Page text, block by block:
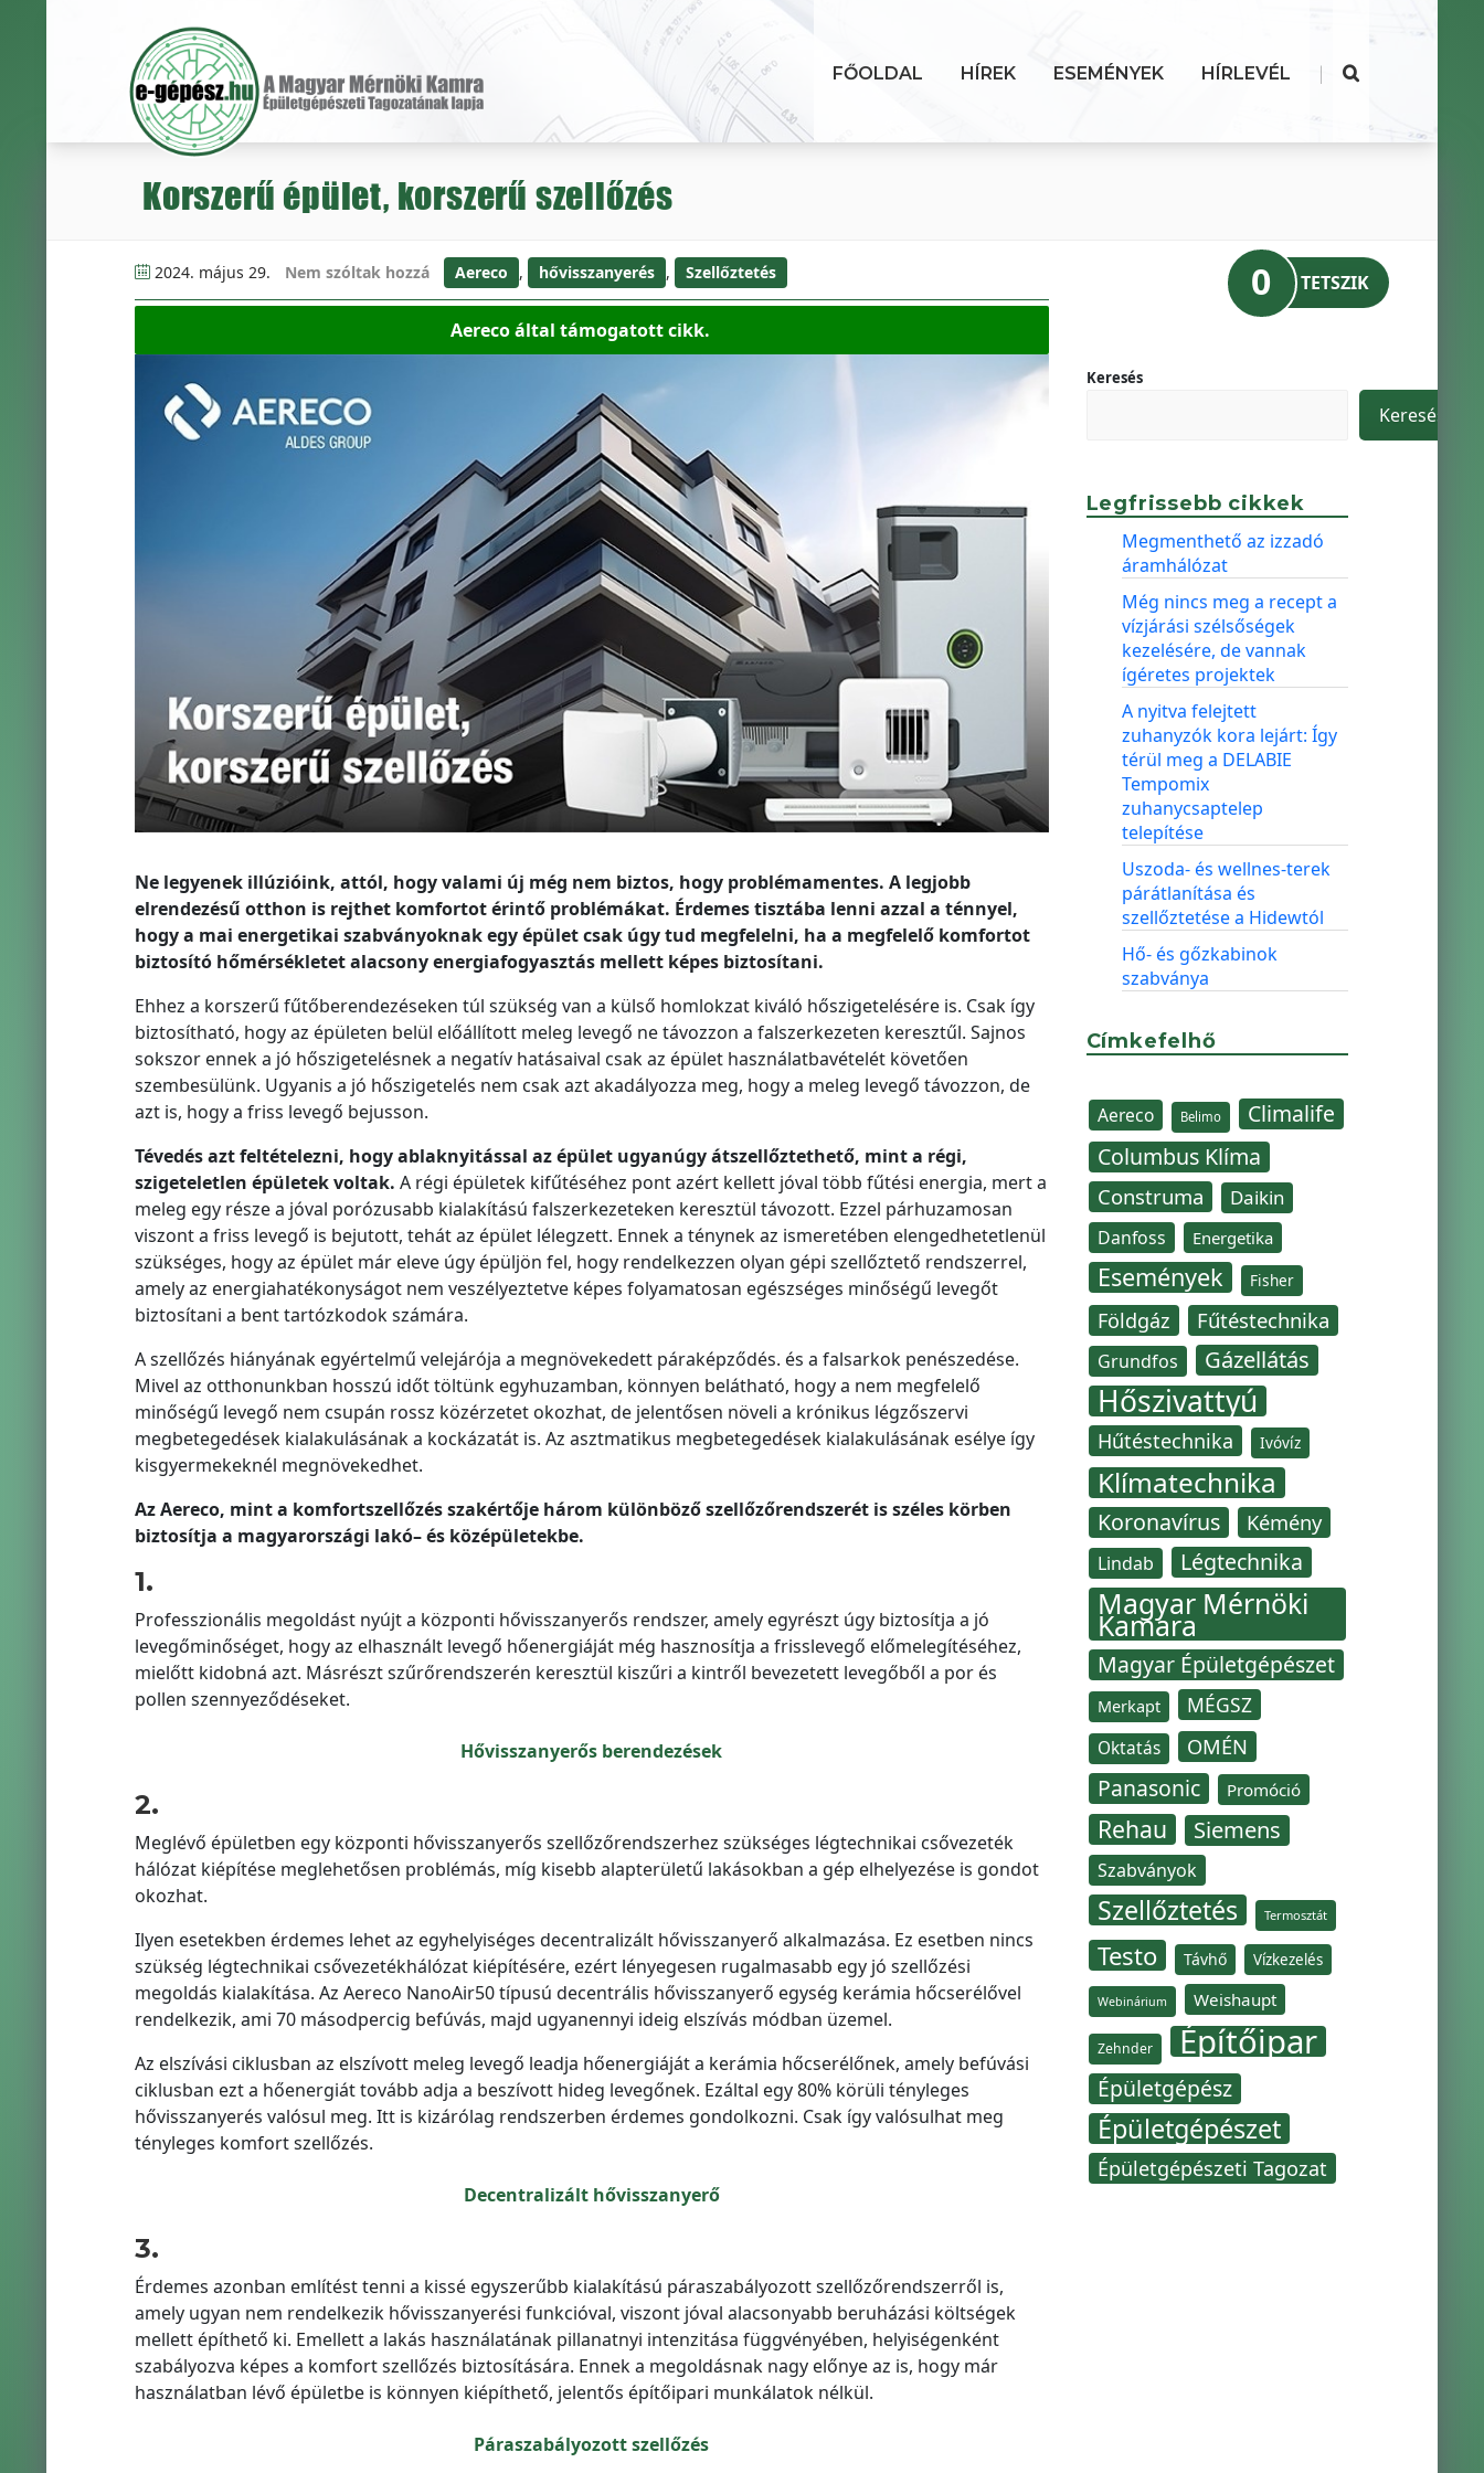
FŐOLDAL HÍREK ESEMÉNYEK HÍRLEVÉL |
Korszerű épület, korszerű szellőzés
2024. május 29. Nem szóltak hozzá Aereco , hővisszanyerés , Szellőztetés
Aereco által támogatott cikk.
Ne legyenek illúzióink, attól, hogy valami új még nem biztos, hogy problémamentes. A legjobb
elrendezésű otthon is rejthet komfortot érintő problémákat. Érdemes tisztába lenni azzal a ténnyel,
hogy a mai energetikai szabványoknak egy épület csak úgy tud megfelelni, ha a megfelelő komfortot
biztosító hőmérsékletet alacsony energiafogyasztás mellett képes biztosítani.
Ehhez a korszerű fűtőberendezéseken túl szükség van a külső homlokzat kiváló hőszigetelésére is. Csak így
biztosítható, hogy az épületen belül előállított meleg levegő ne távozzon a falszerkezeten keresztűl. Sajnos
sokszor ennek a jó hőszigetelésnek a negatív hatásaival csak az épület használatbavételét követően
szembesülünk. Ugyanis a jó hőszigetelés nem csak azt akadályozza meg, hogy a meleg levegő távozzon, de
azt is, hogy a friss levegő bejusson.
Tévedés azt feltételezni, hogy ablaknyitással azépület ugyanúgy átszellőztethető, mint a régi,
szigeteletlen épületek voltak. A régi épületek kifűtéséhez pont azért kellett jóval több fűtési energia, mert a
meleg egy része a jóval porózusabb kialakítású falszerkezeteken keresztül távozott. Ezzel párhuzamosan
viszont a friss levegő is bejutott, tehát az épület lélegzett. Ennek a ténynek az ismeretében elengedhetetlenül
szükséges, hogy az épület már eleve úgy épüljön fel, hogy rendelkezzen olyan gépi szellőztető rendszerrel,
amely az energiahatékonyságot nem veszélyeztetve képes folyamatosan egészséges minőségű levegőt
biztosítani a bent tartózkodok számára.
A szellőzés hiányának egyértelmű velejárója a megnövekedett páraképződés. és a falsarkok penészedése.
Mivel az otthonunkban hosszú időt töltünk egyhuzamban, könnyen belátható, hogy a nem megfelelő
minőségű levegő nem csupán rossz közérzetet okozhat, de jelentősen növeli a krónikus légzőszervi
megbetegedések kialakulásának a kockázatát is. Az asztmatikus megbetegedések kialakulásának esélye így
kisgyermekeknél megnövekedhet.
Az Aereco, mint a komfortszellőzés szakértője három különböző szellőzőrendszerét is széles körben
biztosítja a magyarországi lakó–és középületekbe.
1.
Professzionális megoldást nyújt a központi hővisszanyerős rendszer, amely egyrészt úgy biztosítja a jó
levegőminőséget, hogy az elhasznált levegő hőenergiáját még hasznosítja a frisslevegő előmelegítéséhez,
mielőtt kidobná azt. Másrészt szűrőrendszerén keresztül kiszűri a kintről bevezetett levegőből a por és
pollen szennyeződéseket.
Hővisszanyerős berendezések
2.
Meglévő épületben egy központi hővisszanyerős szellőzőrendszerhez szükséges légtechnikai csővezeték
hálózat kiépítése meglehetősen problémás, míg kisebb alapterületű lakásokban a gép elhelyezése is gondot
okozhat.
Ilyen esetekben érdemes lehet az egyhelyiséges decentralizált hővisszanyerő alkalmazása. Ez esetben nincs
szükség légtechnikai csővezetékhálózat kiépítésére, ezért lényegesen rugalmasabb egy jó szellőzési
megoldás kialakítása. Az Aereco NanoAir50 típusú decentrális hővisszanyerő egység kerámia hőcserélővel
rendelkezik, ami 70 másodpercig befúvás, majd ugyanennyi ideig elszívás módban üzemel.
Az elszívási ciklusban az elszívott meleg levegő leadja hőenergiáját a kerámia hőcserélőnek, amely befúvási
ciklusban ezt a hőenergiát tovább adja a beszívott hideg levegőnek. Ezáltal egy 80% körüli tényleges
hővisszanyerés valósul meg. Itt is kizárólag rendszerben érdemes gondolkozni. Csak így valósulhat meg
tényleges komfort szellőzés.
Decentralizált hővisszanyerő
3.
Érdemes azonban említést tenni a kissé egyszerűbb kialakítású páraszabályozott szellőzőrendszerről is,
amely ugyan nem rendelkezik hővisszanyerési funkcióval, viszont jóval alacsonyabb beruházási költségek
mellett építhető ki. Emellett a lakás használatának pillanatnyi intenzitása függvényében, helyiségenként
szabályozva képes a komfort szellőzés biztosítására. Ennek a megoldásnak nagy előnye az is, hogy már
használatban lévő épületbe is könnyen kiépíthető, jelentős építőipari munkálatok nélkül.
Páraszabályozott szellőzés
0 TETSZIK
Keresés
Keresés
Legfrissebb cikkek
Megmenthető az izzadó
áramhálózat
Még nincs meg a recept a
vízjárási szélsőségek
kezelésére, de vannak
ígéretes projektek
A nyitva felejtett
zuhanyzók kora lejárt: Így
térül meg a DELABIE
Tempomix
zuhanycsaptelep
telepítése
Uszoda- és wellnes-terek
párátlanítása és
szellőztetése a Hidewtól
Hő- és gőzkabinok
szabványa
Címkefelhő
Aereco Belimo
Climalife
Columbus Klíma
Construma Daikin
Danfoss Energetika
Események Fisher
Földgáz Fűtéstechnika
Grundfos Gázellátás
Hőszivattyú
Hűtéstechnika Ivóvíz
Klímatechnika
Koronavírus Kémény
Lindab Légtechnika
Magyar Mérnöki
Kamara
Magyar Épületgépészet
Merkapt MÉGSZ
Oktatás OMÉN
Panasonic Promóció
Rehau Siemens
Szabványok
Szellőztetés Termosztát
Testo Távhő Vízkezelés
Webinárium Weishaupt
Zehnder Építőipar
Épületgépész
Épületgépészet
Épületgépészeti Tagozat